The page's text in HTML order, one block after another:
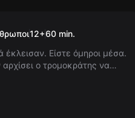
12+60 min.
έκλεισαν. Είστε όµηροι µέσα.
ο τροµοκράτης να